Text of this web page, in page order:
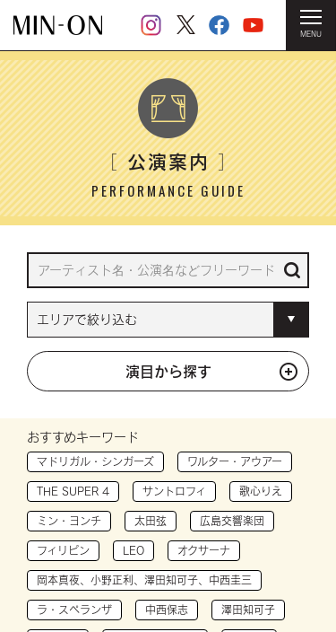
MENU
HOME ＞ 公演案内
［公演案内］
PERFORMANCE GUIDE
演目から探す
おすすめキーワード
マドリガル・シンガーズ ワルター・アウアー
THE SUPER 4 サントロフィ 歌心りえ
ミン・ヨンチ 太田弦 広島交響楽団
フィリピン LEO オクサーナ
岡本真夜、小野正利、澤田知可子、中西圭三
ラ・スペランザ 中西保志 澤田知可子